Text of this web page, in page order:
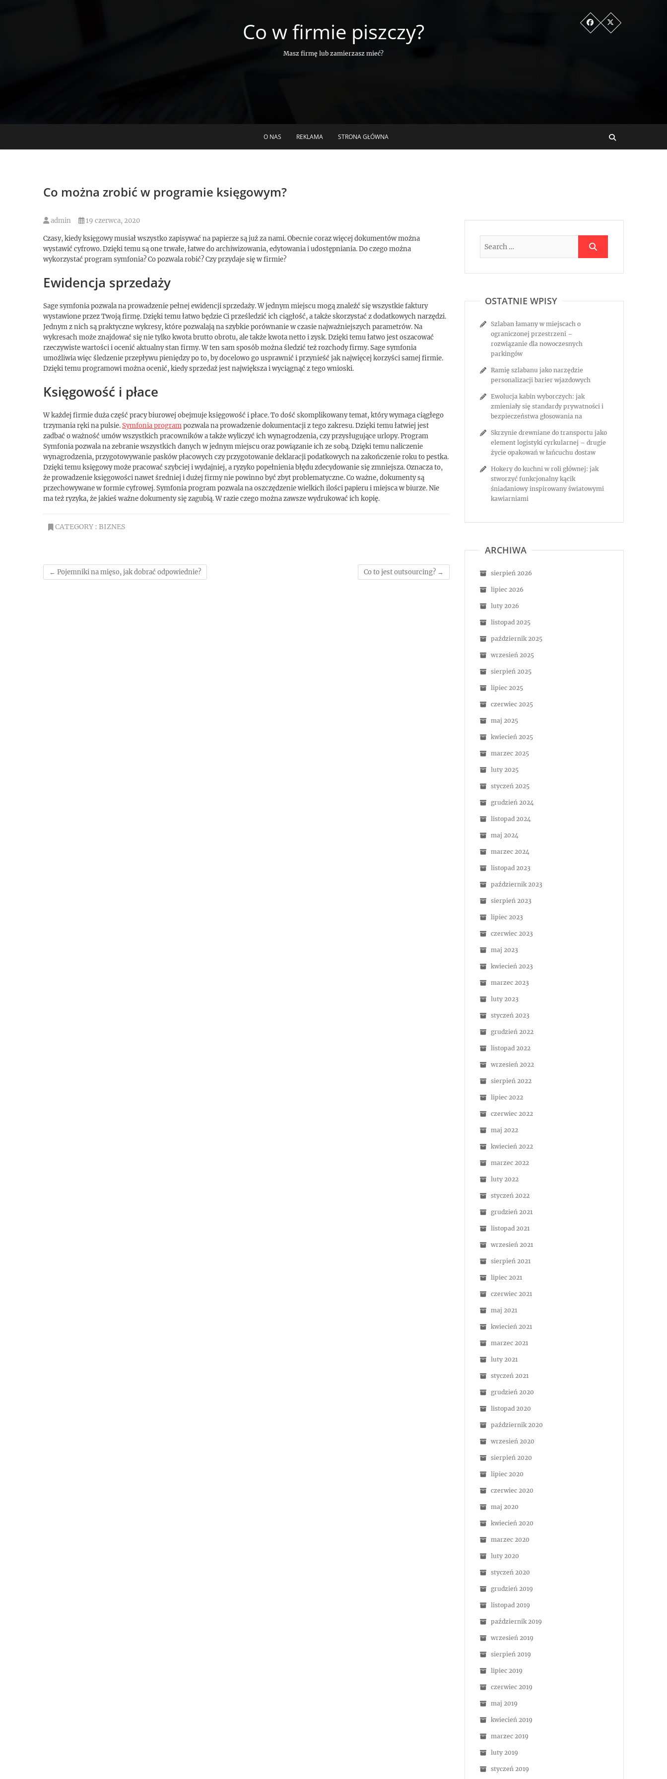
Co w firmie piszczy?
Masz firmę lub zamierzasz mieć?
O NAS REKLAMA STRONA GŁÓWNA
Co można zrobić w programie księgowym?
admin 19 czerwca, 2020
Czasy, kiedy księgowy musiał wszystko zapisywać na papierze są już za nami. Obecnie coraz więcej dokumentów można
wystawić cyfrowo. Dzięki temu są one trwałe, łatwe do archiwizowania, edytowania i udostępniania. Do czego można
wykorzystać program symfonia? Co pozwala robić? Czy przydaje się w firmie?
Ewidencja sprzedaży
Sage symfonia pozwala na prowadzenie pełnej ewidencji sprzedaży. W jednym miejscu mogą znaleźć się wszystkie faktury
wystawione przez Twoją firmę. Dzięki temu łatwo będzie Ci prześledzić ich ciągłość, a także skorzystać z dodatkowych narzędzi.
Jednym z nich są praktyczne wykresy, które pozwalają na szybkie porównanie w czasie najważniejszych parametrów. Na
wykresach może znajdować się nie tylko kwota brutto obrotu, ale także kwota netto i zysk. Dzięki temu łatwo jest oszacować
rzeczywiste wartości i ocenić aktualny stan firmy. W ten sam sposób można śledzić też rozchody firmy. Sage symfonia
umożliwia więc śledzenie przepływu pieniędzy po to, by docelowo go usprawnić i przynieść jak najwięcej korzyści samej firmie.
Dzięki temu programowi można ocenić, kiedy sprzedaż jest największa i wyciągnąć z tego wnioski.
Księgowość i płace
W każdej firmie duża część pracy biurowej obejmuje księgowość i płace. To dość skomplikowany temat, który wymaga ciągłego
trzymania ręki na pulsie.Symfonia programpozwala na prowadzenie dokumentacji z tego zakresu. Dzięki temu łatwiej jest
zadbać o ważność umów wszystkich pracowników a także wyliczyć ich wynagrodzenia, czy przysługujące urlopy. Program
Symfonia pozwala na zebranie wszystkich danych w jednym miejscu oraz powiązanie ich ze sobą. Dzięki temu naliczenie
wynagrodzenia, przygotowywanie pasków płacowych czy przygotowanie deklaracji podatkowych na zakończenie roku to pestka.
Dzięki temu księgowy może pracować szybciej i wydajniej, a ryzyko popełnienia błędu zdecydowanie się zmniejsza. Oznacza to,
że prowadzenie księgowości nawet średniej i dużej firmy nie powinno być zbyt problematyczne. Co ważne, dokumenty są
przechowywane w formie cyfrowej. Symfonia program pozwala na oszczędzenie wielkich ilości papieru i miejsca w biurze. Nie
ma też ryzyka, że jakieś ważne dokumenty się zagubią. W razie czego można zawsze wydrukować ich kopię.
CATEGORY : BIZNES
← Pojemniki na mięso, jak dobrać odpowiednie? Co to jest outsourcing? →
OSTATNIE WPISY
Szlaban łamany w miejscach o
ograniczonej przestrzeni –
rozwiązanie dla nowoczesnych
parkingów
Ramię szlabanu jako narzędzie
personalizacji barier wjazdowych
Ewolucja kabin wyborczych: jak
zmieniały się standardy prywatności i
bezpieczeństwa głosowania na
Skrzynie drewniane do transportu jako
element logistyki cyrkularnej – drugie
życie opakowań w łańcuchu dostaw
Hokery do kuchni w roli głównej: jak
stworzyć funkcjonalny kącik
śniadaniowy inspirowany światowymi
kawiarniami
ARCHIWA
sierpień 2026
lipiec 2026
luty 2026
listopad 2025
październik 2025
wrzesień 2025
sierpień 2025
lipiec 2025
czerwiec 2025
maj 2025
kwiecień 2025
marzec 2025
luty 2025
styczeń 2025
grudzień 2024
listopad 2024
maj 2024
marzec 2024
listopad 2023
październik 2023
sierpień 2023
lipiec 2023
czerwiec 2023
maj 2023
kwiecień 2023
marzec 2023
luty 2023
styczeń 2023
grudzień 2022
listopad 2022
wrzesień 2022
sierpień 2022
lipiec 2022
czerwiec 2022
maj 2022
kwiecień 2022
marzec 2022
luty 2022
styczeń 2022
grudzień 2021
listopad 2021
wrzesień 2021
sierpień 2021
lipiec 2021
czerwiec 2021
maj 2021
kwiecień 2021
marzec 2021
luty 2021
styczeń 2021
grudzień 2020
listopad 2020
październik 2020
wrzesień 2020
sierpień 2020
lipiec 2020
czerwiec 2020
maj 2020
kwiecień 2020
marzec 2020
luty 2020
styczeń 2020
grudzień 2019
listopad 2019
październik 2019
wrzesień 2019
sierpień 2019
lipiec 2019
czerwiec 2019
maj 2019
kwiecień 2019
marzec 2019
luty 2019
styczeń 2019